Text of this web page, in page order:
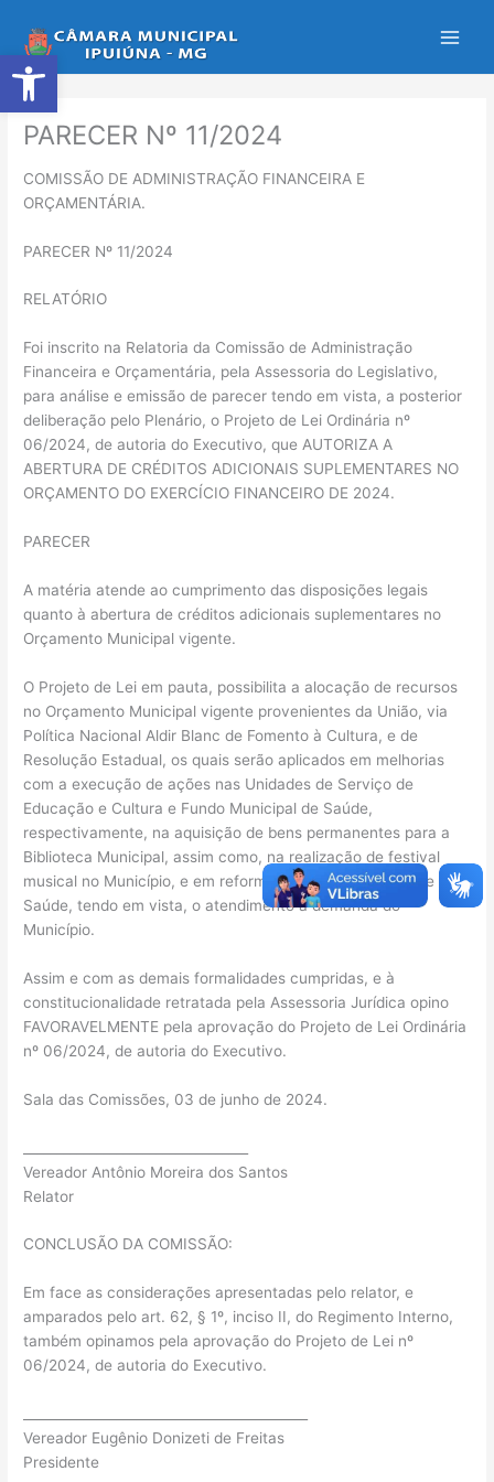
Abrir a barra de ferramentas
para
o
conteúdo
PARECER Nº 11/2024
COMISSÃO DE ADMINISTRAÇÃO FINANCEIRA E
ORÇAMENTÁRIA.
PARECER Nº 11/2024
RELATÓRIO
Foi inscrito na Relatoria da Comissão de Administração
Financeira e Orçamentária, pela Assessoria do Legislativo,
para análise e emissão de parecer tendo em vista, a posterior
deliberação pelo Plenário, o Projeto de Lei Ordinária nº
06/2024, de autoria do Executivo, que AUTORIZA A
ABERTURA DE CRÉDITOS ADICIONAIS SUPLEMENTARES NO
ORÇAMENTO DO EXERCÍCIO FINANCEIRO DE 2024.
PARECER
A matéria atende ao cumprimento das disposições legais
quanto à abertura de créditos adicionais suplementares no
Orçamento Municipal vigente.
O Projeto de Lei em pauta, possibilita a alocação de recursos
no Orçamento Municipal vigente provenientes da União, via
Política Nacional Aldir Blanc de Fomento à Cultura, e de
Resolução Estadual, os quais serão aplicados em melhorias
com a execução de ações nas Unidades de Serviço de
Educação e Cultura e Fundo Municipal de Saúde,
respectivamente, na aquisição de bens permanentes para a
Biblioteca Municipal, assim como, na realização de festival
musical no Município, e em reforma na Unidade Básica de
Saúde, tendo em vista, o atendimento a demanda do
Município.
Assim e com as demais formalidades cumpridas, e à
constitucionalidade retratada pela Assessoria Jurídica opino
FAVORAVELMENTE pela aprovação do Projeto de Lei Ordinária
nº 06/2024, de autoria do Executivo.
Sala das Comissões, 03 de junho de 2024.
Vereador Antônio Moreira dos Santos
Relator
CONCLUSÃO DA COMISSÃO:
Em face as considerações apresentadas pelo relator, e
amparados pelo art. 62, § 1º, inciso II, do Regimento Interno,
também opinamos pela aprovação do Projeto de Lei nº
06/2024, de autoria do Executivo.
Vereador Eugênio Donizeti de Freitas
Presidente